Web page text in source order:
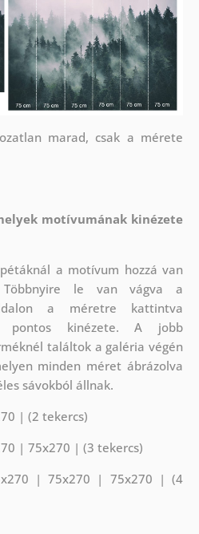
marad, csak a mérete
motívumának kinézete
a motívum hozzá van
le van vágva a
a méretre kattintva
pontos kinézete. A jobb
találtok a galéria végén
minden méret ábrázolva
sávokból állnak.
| (2 tekercs)
| 75x270 | (3 tekercs)
| 75x270 | 75x270 | (4